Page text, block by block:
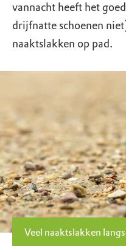
vannacht heeft het
drijfnatte schoenen
naaktslakken op pad.
Veel naaktslakken